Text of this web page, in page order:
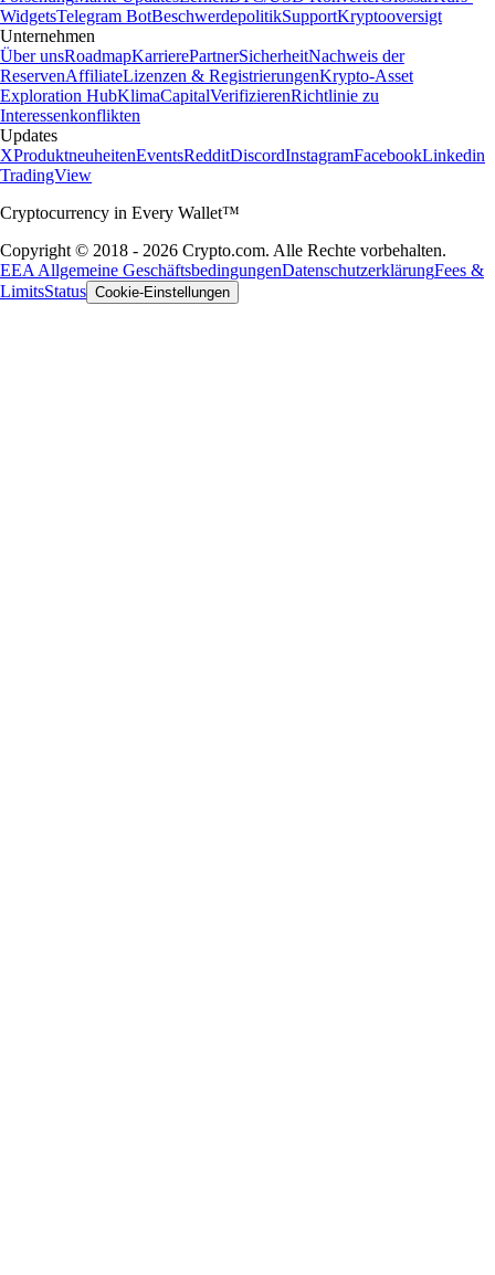
WidgetsTelegram BotBeschwerdepolitikSupportKryptooversigt
Unternehmen
Über unsRoadmapKarrierePartnerSicherheitNachweis der
ReservenAffiliateLizenzen & RegistrierungenKrypto-Asset
Exploration HubKlimaCapitalVerifizierenRichtlinie zu
Interessenkonflikten
Updates
XProduktneuheitenEventsRedditDiscordInstagramFacebookLinkedin
TradingView
Cryptocurrency in Every Wallet™
Copyright © 2018 - 2026 Crypto.com. Alle Rechte vorbehalten.
EEA Allgemeine GeschäftsbedingungenDatenschutzerklärungFees &
LimitsStatus Cookie-Einstellungen